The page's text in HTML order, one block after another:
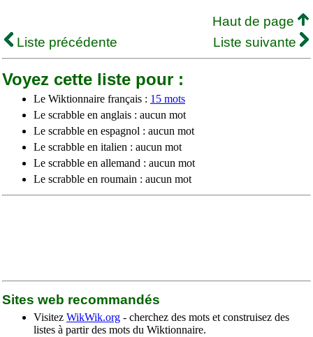
Haut de page
Liste précédente
Liste suivante
Voyez cette liste pour :
Le Wiktionnaire français : 15 mots
Le scrabble en anglais : aucun mot
Le scrabble en espagnol : aucun mot
Le scrabble en italien : aucun mot
Le scrabble en allemand : aucun mot
Le scrabble en roumain : aucun mot
Sites web recommandés
Visitez WikWik.org - cherchez des mots et construisez des
listes à partir des mots du Wiktionnaire.